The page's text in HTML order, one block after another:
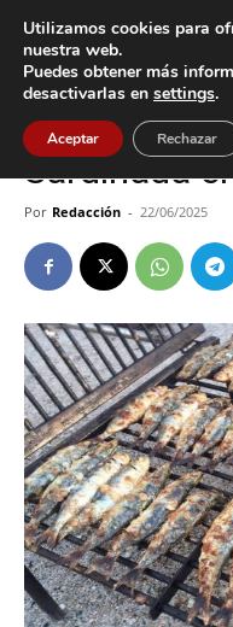
Inicio Cultura / Ocio
Cultura / Ocio Gondomar
Sardiñada
Por Redacción - 22/06/2025
Utilizamos cookies para
nuestra web.
Puedes obtener más
desactivarlas en settings.
Aceptar Rechazar